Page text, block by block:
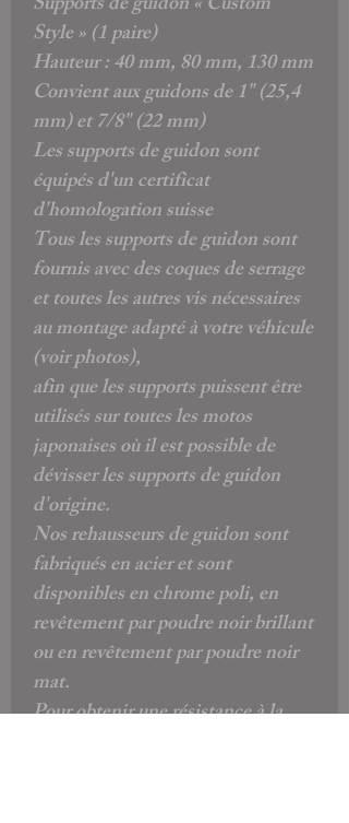
Style » (1 paire)
Hauteur : 40 mm, 80 mm, 130 mm
Convient aux guidons de 1" (25,4
mm) et 7/8" (22 mm)
Les supports de guidon sont
équipés d'un certificat
d'homologation suisse
Tous les supports de guidon sont
fournis avec des coques de serrage
et toutes les autres vis nécessaires
au montage adapté à votre véhicule
(voir photos),
afin que les supports puissent être
utilisés sur toutes les motos
japonaises où il est possible de
dévisser les supports de guidon
d'origine.
Nos rehausseurs de guidon sont
fabriqués en acier et sont
disponibles en chrome poli, en
revêtement par poudre noir brillant
ou en revêtement par poudre noir
mat.
Pour obtenir une résistance à la